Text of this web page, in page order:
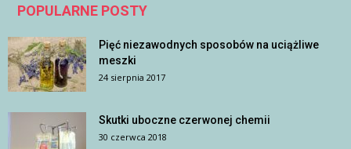
POPULARNE POSTY
Pięć niezawodnych sposobów na uciążliwe
meszki
24 sierpnia 2017
Skutki uboczne czerwonej chemii
30 czerwca 2018